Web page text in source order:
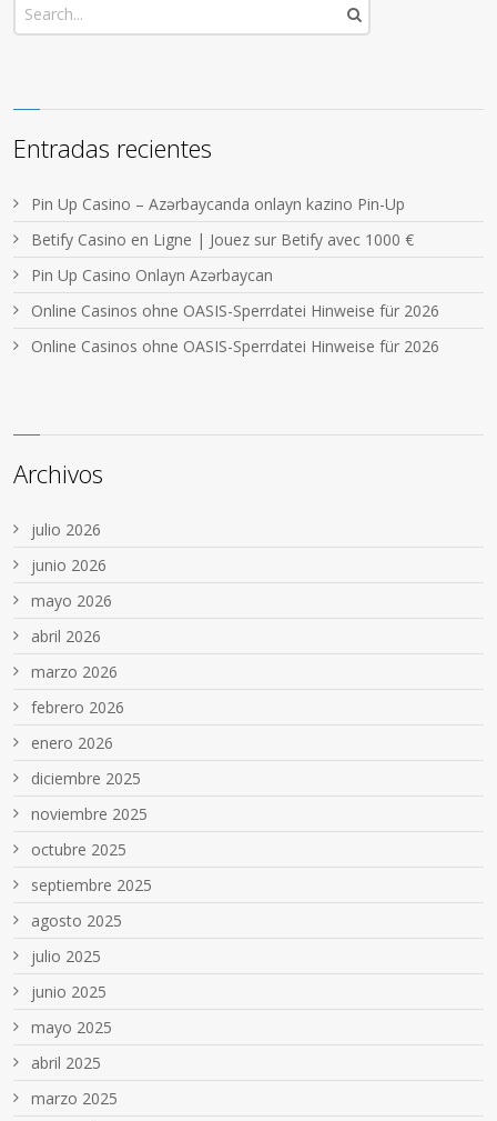
Entradas recientes
Pin Up Casino – Azərbaycanda onlayn kazino Pin-Up
Betify Casino en Ligne | Jouez sur Betify avec 1000 €
Pin Up Casino Onlayn Azərbaycan
Online Casinos ohne OASIS-Sperrdatei Hinweise für 2026
Online Casinos ohne OASIS-Sperrdatei Hinweise für 2026
Archivos
julio 2026
junio 2026
mayo 2026
abril 2026
marzo 2026
febrero 2026
enero 2026
diciembre 2025
noviembre 2025
octubre 2025
septiembre 2025
agosto 2025
julio 2025
junio 2025
mayo 2025
abril 2025
marzo 2025